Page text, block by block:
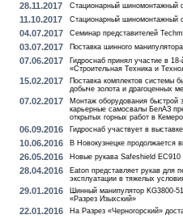
28.11.2017 Стационарный
11.10.2017 Стационарный шиномонтажный
04.07.2017 Семинар представителей
03.07.2017 Поставка шинного
07.06.2017
Гидроснаб принял участие в
«Строительная Техника и
15.02.2017
Поставка комплектов системы
добыче золота и драгоценных
07.02.2017
Монтаж оборудования быстрой
карьерные самосвалы БелАЗ
открытых горных работ в
06.09.2016 Гидроснаб участвует в
10.06.2016 В Новокузнецке продолжается
26.05.2016 Новые рукава Safeshield EC910
28.04.2016
Eaton представляет рукав для
эксплуатации в тяжелых
29.01.2016
Шинный манипулятор KG3800-
«Разрез Изыхский»
22.01.2016 На Разрез «Черногорский»